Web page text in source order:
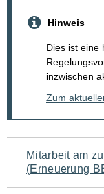
Hinweis
Dies ist eine
inzwischen
Zum
Navigation
für
Mitarbeit am
(Erneuerung